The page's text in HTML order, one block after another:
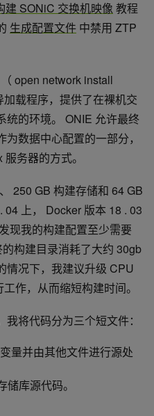
建 SONiC 交换机映像 教程
生成配置文件 中禁用 ZTP
open network install
载程序，提供了在裸机交
统的环境。 ONIE 允许最终
数据中心配置的一部分，
务器的方式。
250 GB 构建存储和 64 GB
上， Docker 版本 18 . 03
现我的构建配置至少需要
构建目录消耗了大约 30gb
情况下，我建议升级 CPU
作，从而缩短构建时间。
将代码分为三个短文件：
量并由其他文件进行源处
储库源代码。